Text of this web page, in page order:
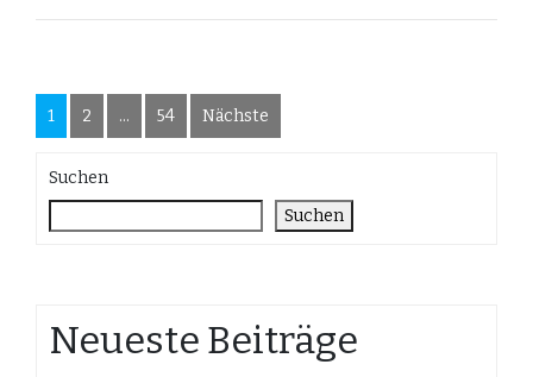
Seitennummerierung
der
Beiträge
1 2 … 54 Nächste
Suchen
Suchen
Neueste Beiträge